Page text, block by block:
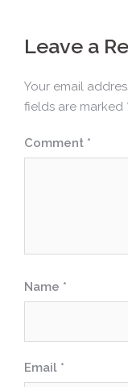
Leave a
Your email
fields are marked
Comment *
Name *
Email *